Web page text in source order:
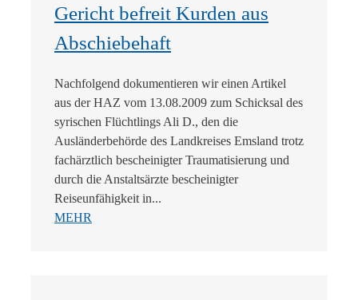
Gericht befreit Kurden aus
Abschiebehaft
Nachfolgend dokumentieren wir einen Artikel
aus der HAZ vom 13.08.2009 zum Schicksal des
syrischen Flüchtlings Ali D., den die
Ausländerbehörde des Landkreises Emsland trotz
fachärztlich bescheinigter Traumatisierung und
durch die Anstaltsärzte bescheinigter
Reiseunfähigkeit in...
MEHR